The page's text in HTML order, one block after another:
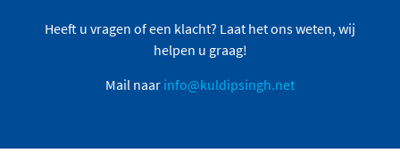
Heeft u vragen of een klacht? Laat het ons weten, wij
helpen u graag!
Mail naar info@kuldipsingh.net